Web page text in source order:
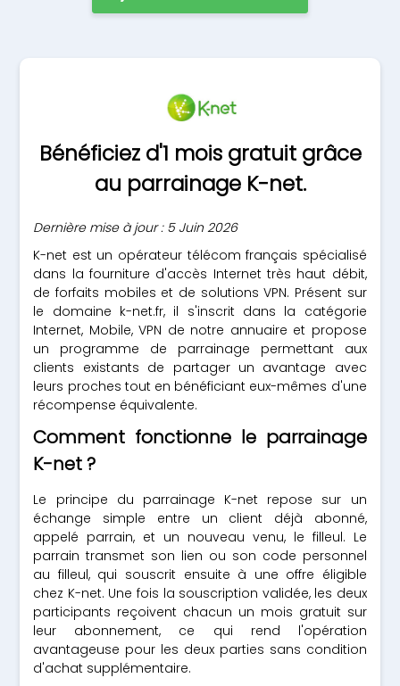
Bénéficiez d'1 mois gratuit grâce
au parrainage K-net.
Dernière mise à jour : 5 Juin 2026
K-net est un opérateur télécom français spécialisé
dans la fourniture d'accès Internet très haut débit,
de forfaits mobiles et de solutions VPN. Présent sur
le domaine k-net.fr, il s'inscrit dans la catégorie
Internet, Mobile, VPN de notre annuaire et propose
un programme de parrainage permettant aux
clients existants de partager un avantage avec
leurs proches tout en bénéficiant eux-mêmes d'une
récompense équivalente.
Comment fonctionne le parrainage
K-net ?
Le principe du parrainage K-net repose sur un
échange simple entre un client déjà abonné,
appelé parrain, et un nouveau venu, le filleul. Le
parrain transmet son lien ou son code personnel
au filleul, qui souscrit ensuite à une offre éligible
chez K-net. Une fois la souscription validée, les deux
participants reçoivent chacun un mois gratuit sur
leur abonnement, ce qui rend l'opération
avantageuse pour les deux parties sans condition
d'achat supplémentaire.